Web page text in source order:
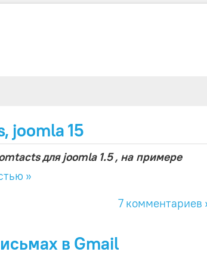
joomla 15
для joomla 1.5 , на примере
»
7 комментариев
в Gmail